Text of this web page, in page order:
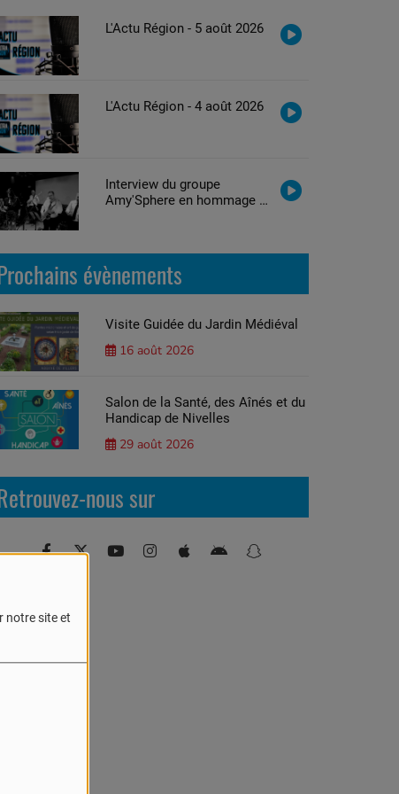
notre site et
L'Actu Région - 5 août 2026
L'Actu Région - 4 août 2026
Interview du groupe
Amy'Sphere en hommage à
évènements
Visite Guidée du Jardin Médiéval
16 août 2026
Salon de la Santé, des Aînés et du
Handicap de Nivelles
29 août 2026
nous sur